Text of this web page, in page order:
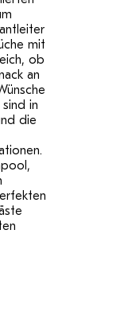
mit
ob
an
in
die